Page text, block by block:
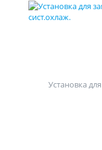
Установка